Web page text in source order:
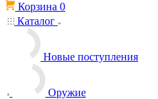
Корзина 0
Каталог
Новые поступления
Оружие